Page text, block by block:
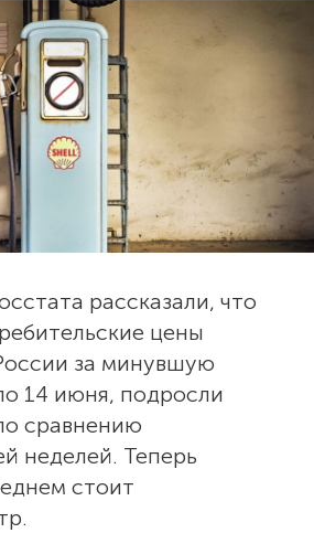
рассказали, что
цены
за минувшую
14 июня, подросли
сравнению
неделей. Теперь
стоит